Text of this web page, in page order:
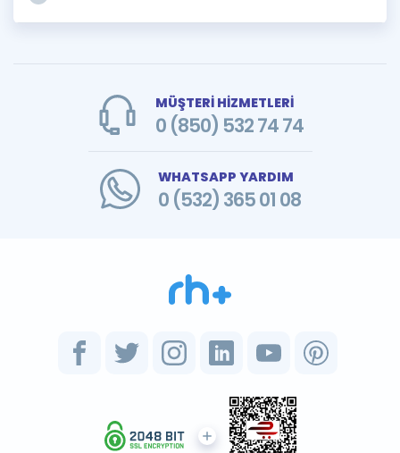
MÜŞTERİ HİZMETLERİ
0 (850) 532 74 74
WHATSAPP YARDIM
0 (532) 365 01 08